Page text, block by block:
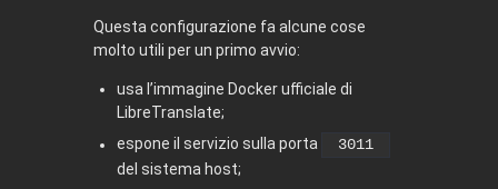
Questa configurazione fa alcune cose
molto utili per un primo avvio:
usa l’immagine Docker ufficiale di
LibreTranslate;
espone il servizio sulla porta
3011
del sistema host;